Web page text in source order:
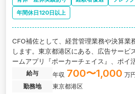
年間休日120日以上
CFO補佐として、経営管理業務や決算業
します。東京都港区にある、広告サービ
ームアプリ『ポーカーチェイス』、ポイ
「いいモノ」を繋ぐプラットフォームを
す。
給与 年収 700〜1,000 万
勤務地
東京都港区